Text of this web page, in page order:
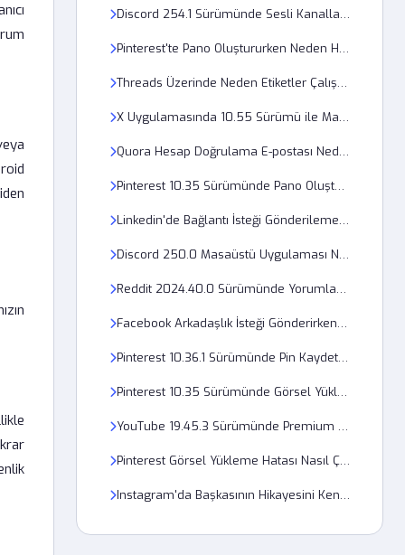
Discord 254.1 Sürümünde Sesli Kanallarda Yankı Sorunu Nasıl Çözülür?
Pinterest'te Pano Oluştururken Neden Hata Kodu Alıyorum?
Threads Üzerinde Neden Etiketler Çalışmıyor?
X Uygulamasında 10.55 Sürümü ile Mavi Tik Nasıl Alınır?
Quora Hesap Doğrulama E-postası Neden Gelmiyor?
Pinterest 10.35 Sürümünde Pano Oluşturma Hatası Nasıl Giderilir?
Linkedin'de Bağlantı İsteği Gönderilememesi Teknik bir Kısıtlama mı?
Discord 250.0 Masaüstü Uygulaması Neden Sürekli Çöküyor?
Reddit 2024.40.0 Sürümünde Yorumlar Neden Yüklenmiyor ve Hata Veriyor?
Facebook Arkadaşlık İsteği Gönderirken Neden Kısıtlama Alıyorum?
Pinterest 10.36.1 Sürümünde Pin Kaydetme Sorunu Nasıl Çözülür?
Pinterest 10.35 Sürümünde Görsel Yükleme Hatası Nasıl Düzeltilir?
YouTube 19.45.3 Sürümünde Premium Videolar Neden Çevrimdışı İzlenmiyor?
Pinterest Görsel Yükleme Hatası Nasıl Çözülür?
Instagram'da Başkasının Hikayesini Kendi Hikayene Nasıl Eklersin?